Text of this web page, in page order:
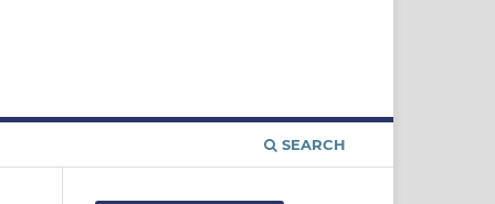
SEARCH